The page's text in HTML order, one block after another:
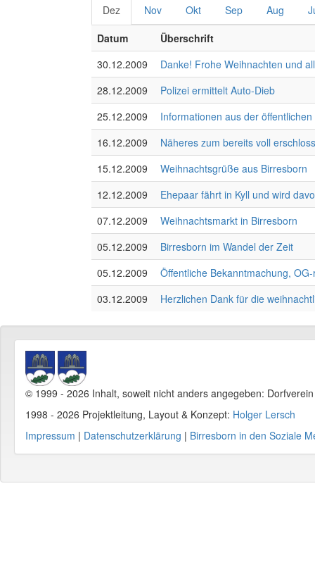
Dez Nov Okt Sep Aug
Datum
Überschrift
30.12.2009
Danke! Frohe Weihnachten und
28.12.2009
Polizei ermittelt Auto-Dieb
25.12.2009
Informationen aus der
16.12.2009
Näheres zum bereits voll
15.12.2009
Weihnachtsgrüße aus Birresborn
12.12.2009
Ehepaar fährt in Kyll und wird
07.12.2009
Weihnachtsmarkt in Birresborn
05.12.2009
Birresborn im Wandel der Zeit
05.12.2009
Öffentliche Bekanntmachung,
03.12.2009
Herzlichen Dank für die
© 1999 - 2026 Inhalt, soweit nicht anders angegeben:
1998 - 2026 Projektleitung, Layout & Konzept: Holger Lersch
Impressum | Datenschutzerklärung | Birresborn in den Soziale